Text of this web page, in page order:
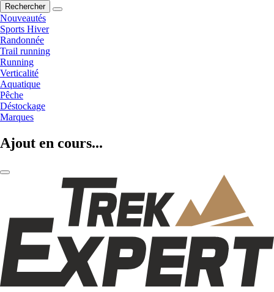
Rechercher
Nouveautés
Sports Hiver
Randonnée
Trail running
Running
Verticalité
Aquatique
Pêche
Déstockage
Marques
Ajout en cours...